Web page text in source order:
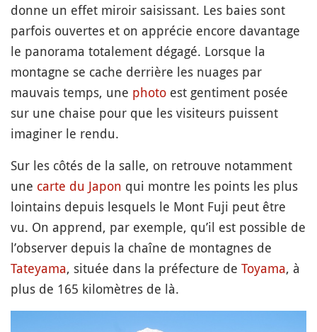
donne un effet miroir saisissant. Les baies sont
parfois ouvertes et on apprécie encore davantage
le panorama totalement dégagé. Lorsque la
montagne se cache derrière les nuages par
mauvais temps, une photo est gentiment posée
sur une chaise pour que les visiteurs puissent
imaginer le rendu.
Sur les côtés de la salle, on retrouve notamment
une carte du Japon qui montre les points les plus
lointains depuis lesquels le Mont Fuji peut être
vu. On apprend, par exemple, qu’il est possible de
l’observer depuis la chaîne de montagnes de
Tateyama, située dans la préfecture de Toyama, à
plus de 165 kilomètres de là.